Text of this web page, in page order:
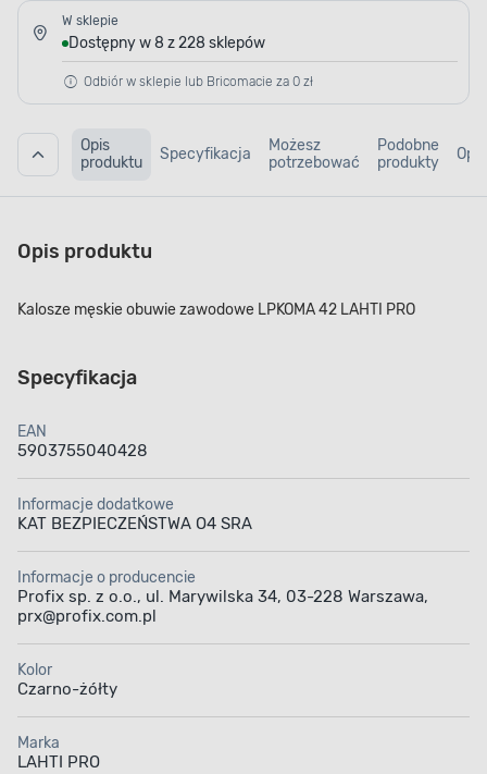
W sklepie
Dostępny w 8 z 228 sklepów
Odbiór w sklepie lub Bricomacie za 0 zł
Opis
produktu
Specyfikacja
Możesz
potrzebować
Podobne
produkty
Opis produktu
Kalosze męskie obuwie zawodowe LPKOMA 42 LAHTI PRO
Specyfikacja
EAN
5903755040428
Informacje dodatkowe
KAT BEZPIECZEŃSTWA O4 SRA
Informacje o producencie
Profix sp. z o.o., ul. Marywilska 34, 03-228 Warszawa,
prx@profix.com.pl
Kolor
Czarno-żółty
Marka
LAHTI PRO